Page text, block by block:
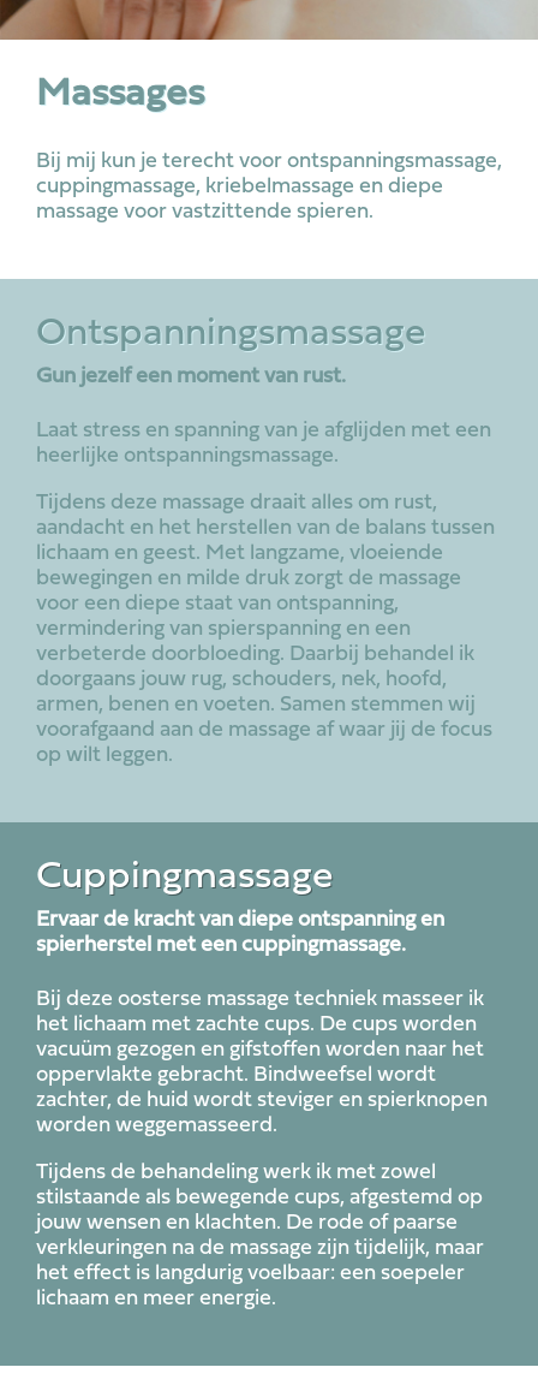
Massages
Bij mij kun je terecht voor ontspanningsmassage,
cuppingmassage, kriebelmassage en diepe
massage voor vastzittende spieren.
Ontspanningsmassage
Gun jezelf een moment van rust.
Laat stress en spanning van je afglijden met een
heerlijke ontspanningsmassage.
Tijdens deze massage draait alles om rust,
aandacht en het herstellen van de balans tussen
lichaam en geest. Met langzame, vloeiende
bewegingen en milde druk zorgt de massage
voor een diepe staat van ontspanning,
vermindering van spierspanning en een
verbeterde doorbloeding. Daarbij behandel ik
doorgaans jouw rug, schouders, nek, hoofd,
armen, benen en voeten. Samen stemmen wij
voorafgaand aan de massage af waar jij de focus
op wilt leggen.
Cuppingmassage
Ervaar de kracht van diepe ontspanning en
spierherstel met een cuppingmassage.
Bij deze oosterse massage techniek masseer ik
het lichaam met zachte cups. De cups worden
vacuüm gezogen en gifstoffen worden naar het
oppervlakte gebracht. Bindweefsel wordt
zachter, de huid wordt steviger en spierknopen
worden weggemasseerd.
Tijdens de behandeling werk ik met zowel
stilstaande als bewegende cups, afgestemd op
jouw wensen en klachten. De rode of paarse
verkleuringen na de massage zijn tijdelijk, maar
het effect is langdurig voelbaar: een soepeler
lichaam en meer energie.